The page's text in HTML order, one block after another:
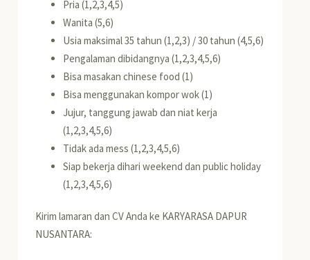
Pria (1,2,3,4,5)
Wanita (5,6)
Usia maksimal 35 tahun (1,2,3) / 30 tahun (4,5,6)
Pengalaman dibidangnya (1,2,3,4,5,6)
Bisa masakan chinese food (1)
Bisa menggunakan kompor wok (1)
Jujur, tanggung jawab dan niat kerja
(1,2,3,4,5,6)
Tidak ada mess (1,2,3,4,5,6)
Siap bekerja dihari weekend dan public holiday
(1,2,3,4,5,6)
Kirim lamaran dan CV Anda ke KARYARASA DAPUR
NUSANTARA: